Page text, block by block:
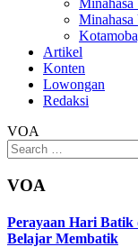
Minahasa
Minahasa
Artikel
Konten
Lowongan
Redaksi
VOA
Search
for:
VOA
Perayaan Hari
Belajar Membatik